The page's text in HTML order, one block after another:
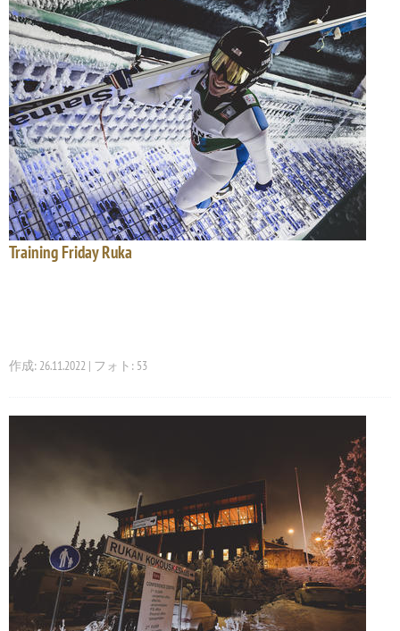
Training Friday Ruka
作成: 26.11.2022 | フォト: 53